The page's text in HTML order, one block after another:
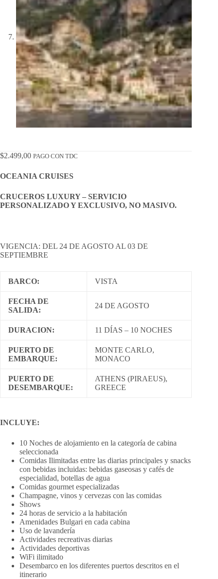
$2.499,00 PAGO CON TDC
OCEANIA CRUISES
CRUCEROS LUXURY – SERVICIO
PERSONALIZADO Y EXCLUSIVO, NO MASIVO.
VIGENCIA: DEL 24 DE AGOSTO AL 03 DE
SEPTIEMBRE
BARCO: VISTA
FECHA DE
SALIDA:
24 DE AGOSTO
DURACION: 11 DÍAS – 10 NOCHES
PUERTO DE
EMBARQUE:
MONTE CARLO,
MONACO
PUERTO DE
DESEMBARQUE:
ATHENS (PIRAEUS),
GREECE
INCLUYE:
10 Noches de alojamiento en la categoría de cabina
seleccionada
Comidas Ilimitadas entre las diarias principales y snacks
con bebidas incluidas: bebidas gaseosas y cafés de
especialidad, botellas de agua
Comidas gourmet especializadas
Champagne, vinos y cervezas con las comidas
Shows
24 horas de servicio a la habitación
Amenidades Bulgari en cada cabina
Uso de lavandería
Actividades recreativas diarias
Actividades deportivas
WiFi ilimitado
Desembarco en los diferentes puertos descritos en el
itinerario